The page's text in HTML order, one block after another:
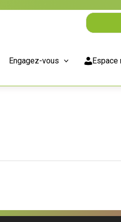
Engagez-vous Espace